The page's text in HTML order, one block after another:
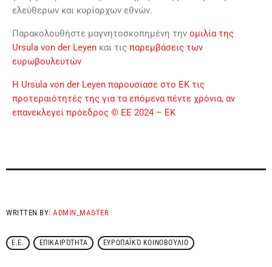
ελεύθερων και κυρίαρχων εθνών.
Παρακολουθήστε μαγνητοσκοπημένη την ομιλία της
Ursula von der Leyen και τις παρεμβάσεις των
ευρωβουλευτών
Η Ursula von der Leyen παρουσίασε στο ΕΚ τις
προτεραιότητές της για τα επόμενα πέντε χρόνια, αν
επανεκλεγεί πρόεδρος © ΕΕ 2024 – ΕΚ
WRITTEN BY:ADMIN_MASTER
Ε.Ε. ΕΠΙΚΑΙΡΌΤΗΤΑ ΕΥΡΩΠΑΪΚΌ ΚΟΙΝΟΒΟΎΛΙΟ